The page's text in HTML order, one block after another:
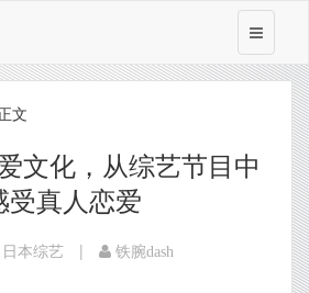
文
文化，从综艺节目中
受真人恋爱
日本综艺 | 铁腕dash